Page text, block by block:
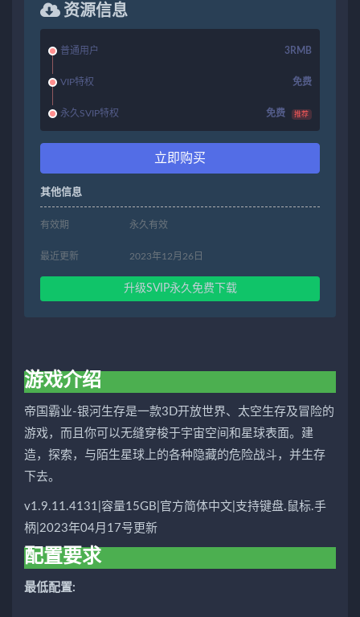
资源信息
普通用户 3RMB
VIP特权 免费
永久SVIP特权 免费 推荐
立即购买
其他信息
有效期 永久有效
最近更新 2023年12月26日
升级SVIP永久免费下载
游戏介绍
帝国霸业-银河生存是一款3D开放世界、太空生存及冒险的
游戏，而且你可以无缝穿梭于宇宙空间和星球表面。建
造，探索，与陌生星球上的各种隐藏的危险战斗，并生存
下去。
v1.9.11.4131|容量15GB|官方简体中文|支持键盘.鼠标.手
柄|2023年04月17号更新
配置要求
最低配置: